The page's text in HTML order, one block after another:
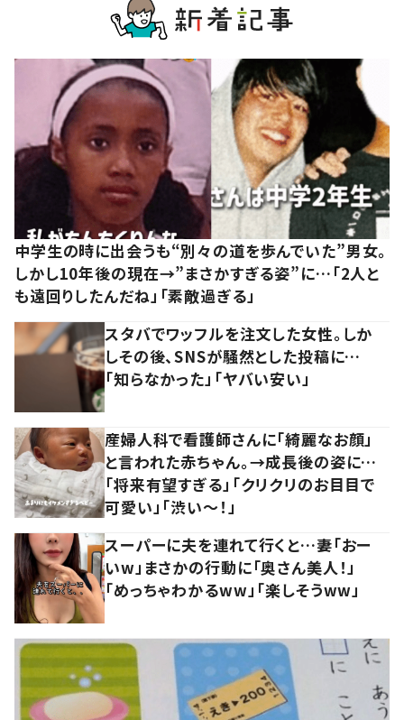
中学生の時に出会うも“別々の道を歩んでいた”男女。
しかし10年後の現在→”まさかすぎる姿”に…「2人と
も遠回りしたんだね」「素敵過ぎる」
スタバでワッフルを注文した女性。しか
しその後、SNSが騒然とした投稿に…
「知らなかった」「ヤバい安い」
産婦人科で看護師さんに「綺麗なお顔」
と言われた赤ちゃん。→成長後の姿に…
「将来有望すぎる」「クリクリのお目目で
可愛い」「渋い～！」
スーパーに夫を連れて行くと…妻「おー
いw」まさかの行動に「奥さん美人！」
「めっちゃわかるww」「楽しそうww」